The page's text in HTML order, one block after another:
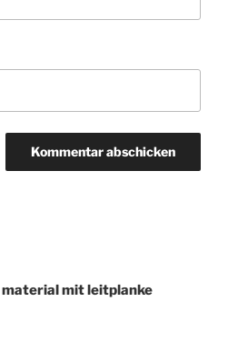
mit leitplanke